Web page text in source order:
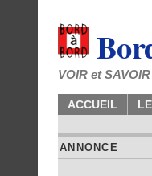
VOIR et
ACCUEIL
ANNONCE